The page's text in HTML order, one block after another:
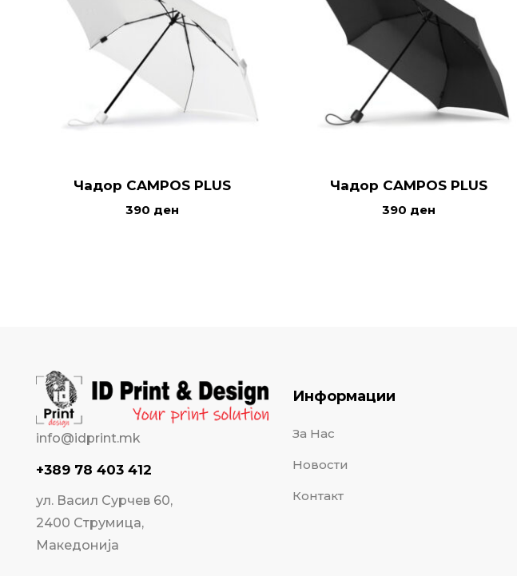
Чадор CAMPOS PLUS
390 ден
Чадор CAMPOS PLUS
390 ден
info@idprint.mk
+389 78 403 412
ул. Васил Сурчев 60,
2400 Струмица,
Македонија
Информации
За Нас
Новости
Контакт